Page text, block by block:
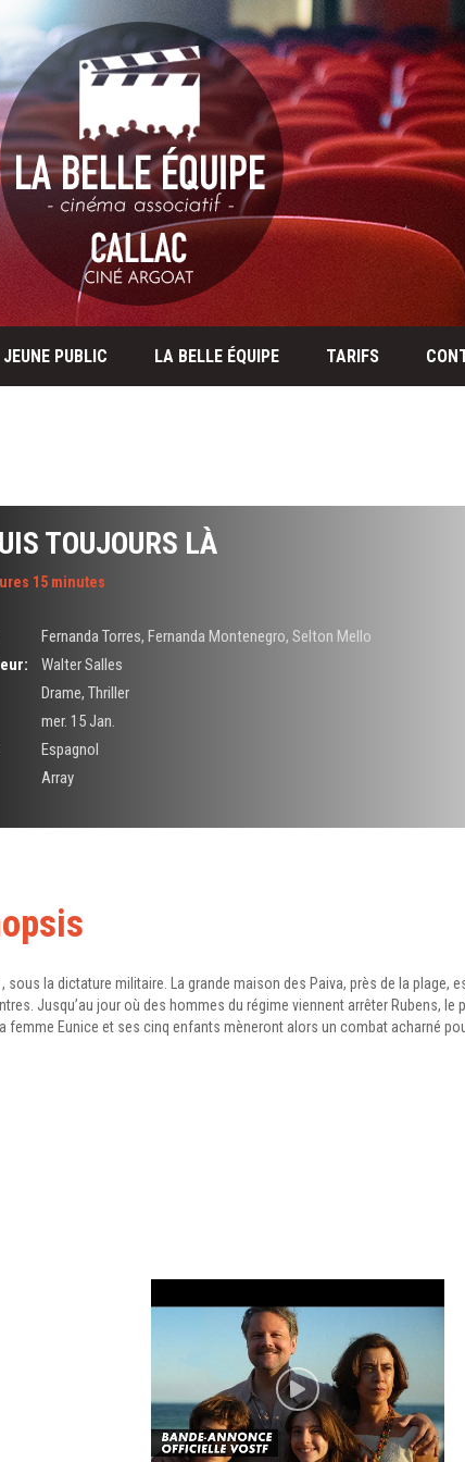
JEUNE PUBLIC LA BELLE ÉQUIPE TARIFS
TOUJOURS LÀ
15 minutes
Fernanda Torres, Fernanda Montenegro, Selton Mello
Walter Salles
Drame, Thriller
mer. 15 Jan.
Espagnol
Array
sous la dictature militaire. La grande maison des Paiva, près de la plage,
Jusqu’au jour où des hommes du régime viennent arrêter Rubens,
femme Eunice et ses cinq enfants mèneront alors un combat acharné